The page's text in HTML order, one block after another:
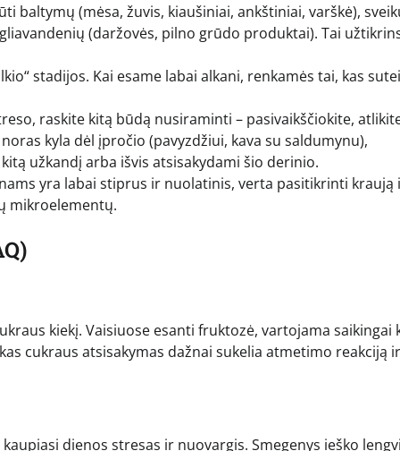
baltymų (mėsa, žuvis, kiaušiniai, ankštiniai, varškė),
(daržovės, pilno grūdo produktai). Tai
stadijos. Kai esame labai alkani, renkamės tai, kas
raskite kitą būdą nusiraminti – pasivaikščiokite,
kyla dėl įpročio (pavyzdžiui, kava su saldumynu),
užkandį arba išvis atsisakydami šio derinio.
yra labai stiprus ir nuolatinis, verta pasitikrinti kraują
mikroelementų.
kiekį. Vaisiuose esanti fruktozė, vartojama saikingai
cukraus atsisakymas dažnai sukelia atmetimo reakciją ir
dienos stresas ir nuovargis. Smegenys ieško